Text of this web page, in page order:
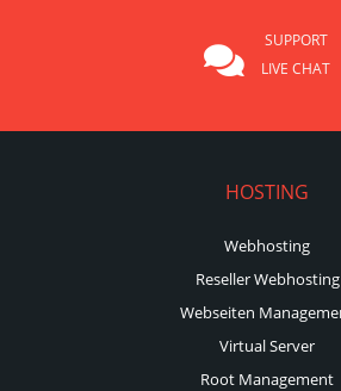
SUPPORT
LIVE CHAT
HOSTING
Webhosting
Reseller Webhosting
Webseiten
Virtual Server
Root Management